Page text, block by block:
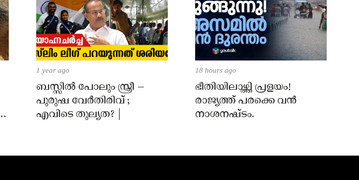
1 year ago
ബസ്സിൽ പോലും സ്ത്രീ –
പുരുഷ വേർതിരിവ് ;
എവിടെ തുല്യത? |
18 hours ago
ഭീതിയിലാഴ്ത്തി പ്രളയം!
രാജ്യത്ത് പരക്കെ വൻ
നാശനഷ്ടം.